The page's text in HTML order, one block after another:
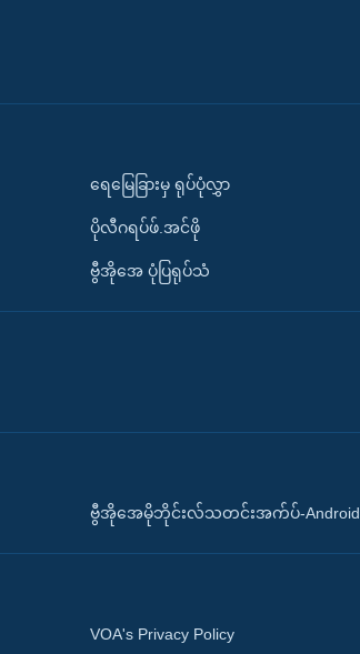
ရေမြေခြားမှ ရုပ်ပုံလွှာ
ပိုလီဂရပ်ဖ်.အင်ဖို
ဗွီအိုအေ ပုံပြရုပ်သံ
ဗွီအိုအေမိုဘိုင်းလ်သတင်းအက်ပ်-Android
VOA's Privacy Policy